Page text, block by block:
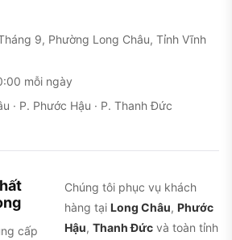
9, Phường Long Châu, Tỉnh Vĩnh
mỗi ngày
· P. Phước Hậu · P. Thanh Đức
cấp
Chúng tôi phục vụ khách
hàng tại Long Châu, Phước
Hậu, Thanh Đức và toàn tỉnh